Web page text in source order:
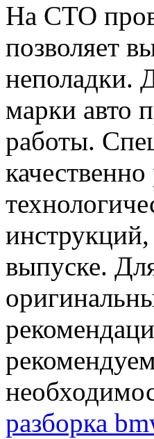
На СТО
позволяет
неполадки.
марки авто
работы.
выпуске.
разборка